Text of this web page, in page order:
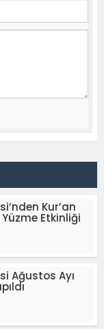
Kur’an
Etkinliği
Ağustos Ayı